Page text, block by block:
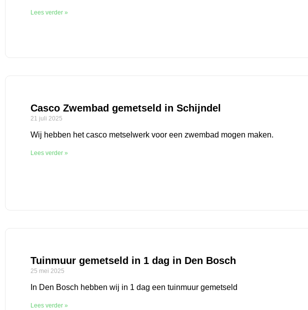
Lees verder »
Casco Zwembad gemetseld in Schijndel
21 juli 2025
Wij hebben het casco metselwerk voor een zwembad mogen maken.
Lees verder »
Tuinmuur gemetseld in 1 dag in Den Bosch
25 mei 2025
In Den Bosch hebben wij in 1 dag een tuinmuur gemetseld
Lees verder »